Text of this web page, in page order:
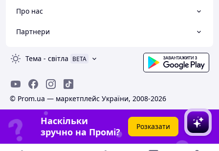
Про нас
Партнери
Тема - світла BETA
© Prom.ua — маркетплейс України, 2008-2026
Наскільки
зручно на Промі?
Розказати